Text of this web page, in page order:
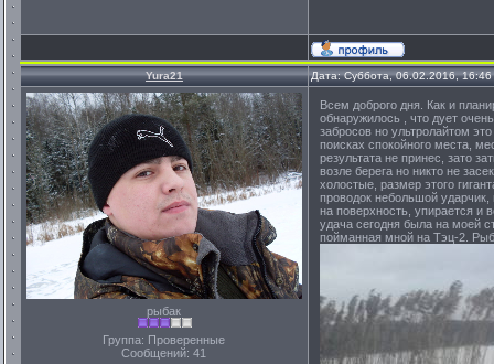
Yura21 Дата: Суббота, 06.02.2016,
рыбак
Группа: Проверенные
Сообщений:41
Всем доброго дня. Как и
обнаружилось , что дует
забросов но ультролайтом
поисках спокойного места,
результата не принес, зато
возле берега но никто не
холостые, размер этого
проводок небольшой
на поверхность, упирается и
удача сегодня была на моей
пойманная мной на Тэц-2.